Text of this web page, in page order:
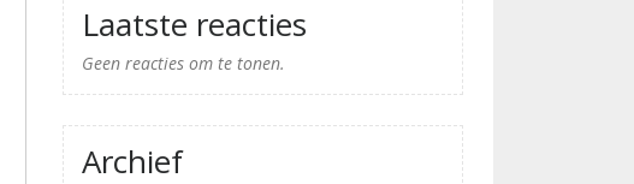
Laatste reacties
Geen reacties om te tonen.
Archief